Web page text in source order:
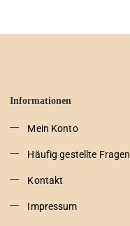
Informationen
Mein Konto
Häufig gestellte Fragen
Kontakt
Impressum